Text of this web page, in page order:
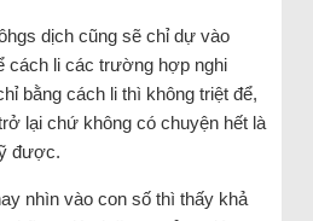
dịch cũng sẽ chỉ dự vào
cách li các trường hợp nghi
bằng cách li thì không triệt để,
lại chứ không có chuyện hết là
được.
nhìn vào con số thì thấy khả